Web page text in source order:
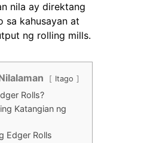
nila ay direktang
sa kahusayan at
ng rolling mills.
Itago
Rolls?
Katangian ng
Edger Rolls